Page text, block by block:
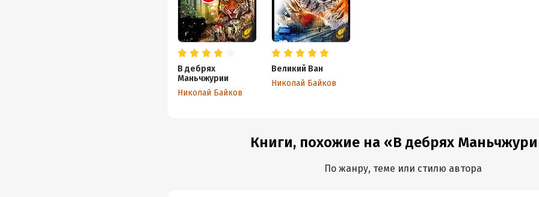
Год издания:2022
Дата поступления:1 февраля 2023
В дебрях
Маньчжурии
Николай Байков
Великий Ван
Николай Байков
Книги, похожие на «В дебрях
По жанру, теме или стилю автора